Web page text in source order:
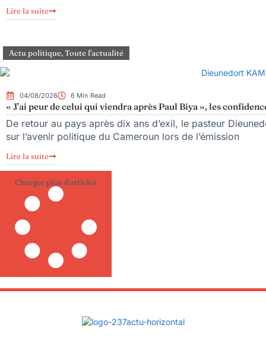
Lire la suite
Actu politique,Toute l'actualité
04/08/2026 6 Min Read
« J’ai peur de celui qui viendra après Paul Biya », les
De retour au pays après dix ans d’exil, le pasteur
sur l’avenir politique du Cameroun lors de l’émission
Lire la suite
Charger plus d'articles